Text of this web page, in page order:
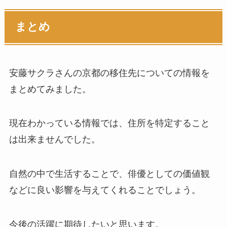
まとめ
安藤サクラさんの京都の移住先についての情報を
まとめてみました。
現在わかっている情報では、住所を特定すること
は出来ませんでした。
自然の中で生活することで、俳優としての価値観
などに良い影響を与えてくれることでしょう。
今後の活躍に期待したいと思います。